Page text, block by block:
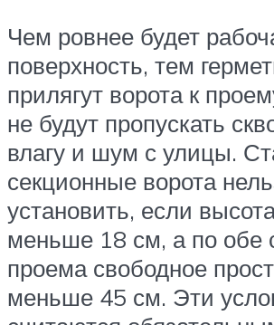
Чем ровнее будет
поверхность, тем
прилягут ворота к
не будут пропускать
влагу и шум с улицы.
секционные ворота
установить, если
меньше 18 см, а по обе
проема свободное
меньше 45 см. Эти